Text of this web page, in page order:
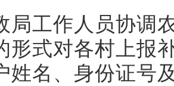
局工作人员协调
形式对各村上报
姓名、身份证号